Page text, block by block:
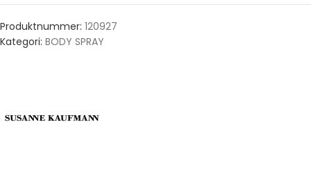
Produktnummer: 120927
Kategori: BODY SPRAY